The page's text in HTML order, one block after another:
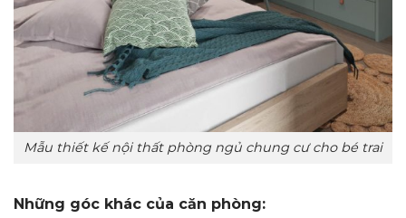
Mẫu thiết kế nội thất phòng ngủ chung cư cho bé trai
Những góc khác của căn phòng: